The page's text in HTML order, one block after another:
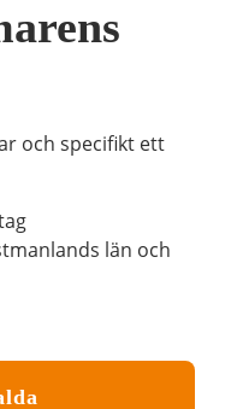
och specifikt ett
län och